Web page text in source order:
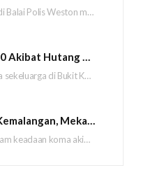
Tiga anggota polis yang bertugas di Balai Polis Weston maut selepas dipercayai terkena renjatan elektrik…
Lelaki Dakwa Rugi RM25,000 Akibat Hutang Kutu, Polis Siasat Kaitan Dengan Kehilangan Tiga Beranak
Siasatan berhubung kehilangan tiga sekeluarga di Bukit Kayu Hitam kini memasuki perkembangan baharu apabila polis…
Dikejar Anjing Liar Hingga Kemalangan, Mekanik Berdepan Risiko Kecederaan Otak Kekal
Selepas lebih seminggu berada dalam keadaan koma akibat kemalangan dipercayai berpunca daripada kejadian dikejar sekumpulan…